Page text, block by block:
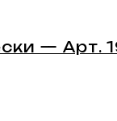
— Арт.